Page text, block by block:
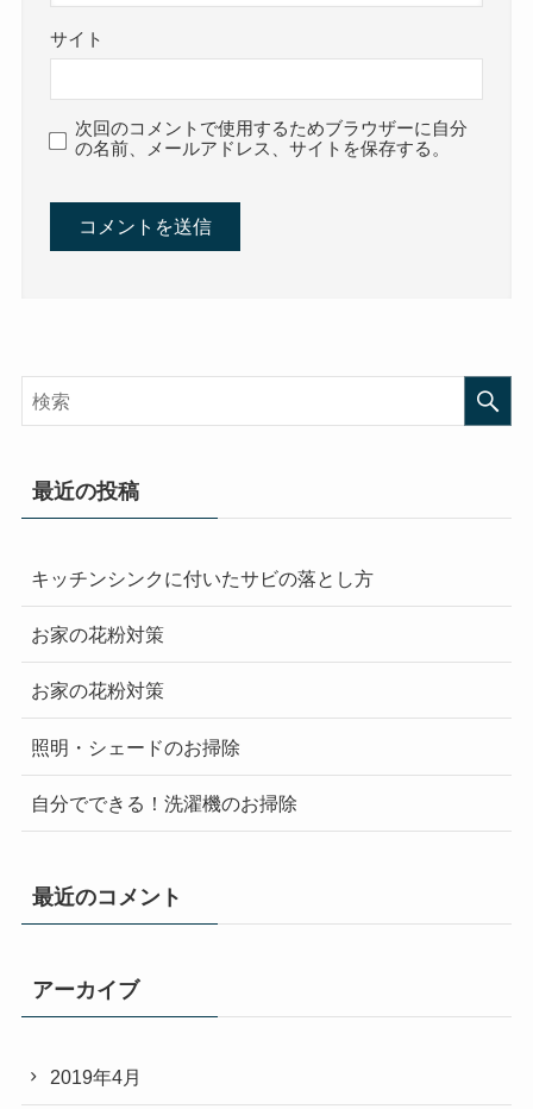
サイト
次回のコメントで使用するためブラウザーに自分
の名前、メールアドレス、サイトを保存する。
最近の投稿
キッチンシンクに付いたサビの落とし方
お家の花粉対策
お家の花粉対策
照明・シェードのお掃除
自分でできる！洗濯機のお掃除
最近のコメント
アーカイブ
2019年4月